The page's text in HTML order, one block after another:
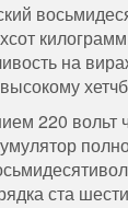
на
220
ста